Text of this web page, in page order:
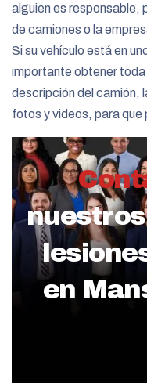
alguien es responsable,
de camiones o la
Si su vehículo está en
importante obtener toda
descripción del camión,
fotos y videos, para que
en